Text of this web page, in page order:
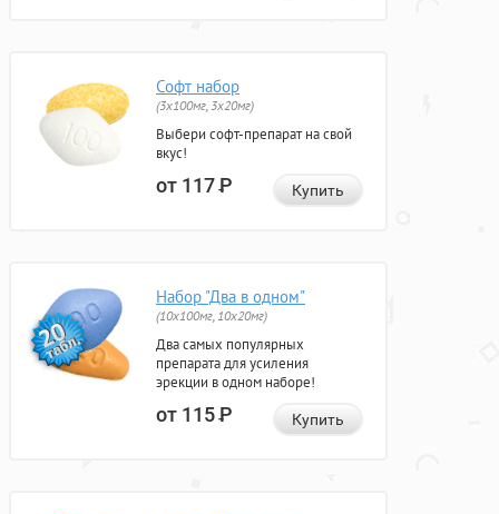
Софт набор
(3x100мг, 3x20мг)
Выбери софт-препарат на свой
вкус!
от 117Р Купить
Набор "Два в одном"
(10x100мг, 10x20мг)
Два самых популярных
препарата для усиления
эрекции в одном наборе!
от 115Р Купить